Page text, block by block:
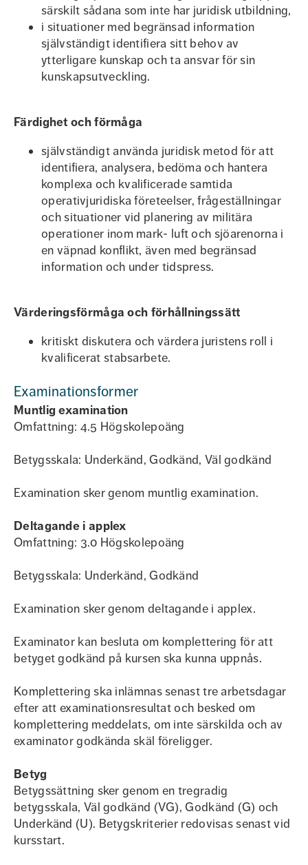
särskilt sådana som inte har juridisk utbildning,
i situationer med begränsad information
självständigt identifiera sitt behov av
ytterligare kunskap och ta ansvar för sin
kunskapsutveckling.
Färdighet och förmåga
självständigt använda juridisk metod för att
identifiera, analysera, bedöma och hantera
komplexa och kvalificerade samtida
operativjuridiska företeelser, frågeställningar
och situationer vid planering av militära
operationer inom mark- luft och sjöarenorna i
en väpnad konflikt, även med begränsad
information och under tidspress.
Värderingsförmåga och förhållningssätt
kritiskt diskutera och värdera juristens roll i
kvalificerat stabsarbete.
Examinationsformer
Muntlig examination
Omfattning: 4.5 Högskolepoäng
Betygsskala: Underkänd, Godkänd, Väl godkänd
Examination sker genom muntlig examination.
Deltagande i applex
Omfattning: 3.0 Högskolepoäng
Betygsskala: Underkänd, Godkänd
Examination sker genom deltagande i applex.
Examinator kan besluta om komplettering för att
betyget godkänd på kursen ska kunna uppnås.
Komplettering ska inlämnas senast tre arbetsdagar
efter att examinationsresultat och besked om
komplettering meddelats, om inte särskilda och av
examinator godkända skäl föreligger.
Betyg
Betygssättning sker genom en tregradig
betygsskala, Väl godkänd (VG), Godkänd (G) och
Underkänd (U). Betygskriterier redovisas senast vid
kursstart.